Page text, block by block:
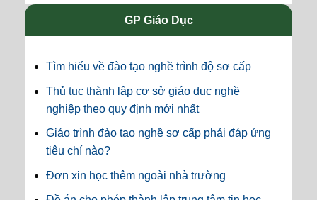
GP Giáo Dục
Tìm hiểu về đào tạo nghề trình độ sơ cấp
Thủ tục thành lập cơ sở giáo dục nghề
nghiệp theo quy định mới nhất
Giáo trình đào tạo nghề sơ cấp phải đáp ứng
tiêu chí nào?
Đơn xin học thêm ngoài nhà trường